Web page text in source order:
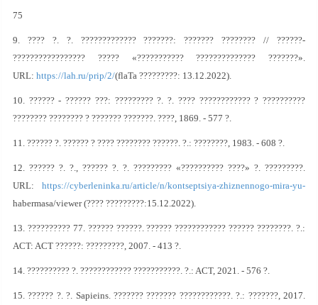
75
9. ???? ?. ?. ????????????? ???????: ??????? ???????? // ??????-
????????????????? ????? «??????????? ?????????????? ???????».
URL: https://lah.ru/prip/2/(flaTa ?????????: 13.12.2022).
10. ?????? - ?????? ???: ????????? ?. ?. ???? ???????????? ? ??????????
???????? ???????? ? ??????? ???????. ????, 1869. - 577 ?.
11. ?????? ?. ?????? ? ???? ???????? ??????. ?.: ????????, 1983. - 608 ?.
12. ?????? ?. ?., ?????? ?. ?. ????????? «?????????? ????» ?. ?????????.
URL: https://cyberleninka.ru/article/n/kontseptsiya-zhiznennogo-mira-yu-
habermasa/viewer (???? ?????????:15.12.2022).
13. ?????????? 77. ?????? ??????. ?????? ???????????? ?????? ????????. ?.:
ACT: ACT ??????: ?????????, 2007. - 413 ?.
14. ?????????? ?. ???????????? ???????????. ?.: ACT, 2021. - 576 ?.
15. ?????? ?. ?. Sapieins. ??????? ??????? ????????????. ?.: ???????, 2017.